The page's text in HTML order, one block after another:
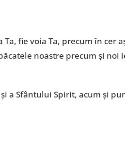
fie voia Ta, precum în cer
noastre precum și noi
a Sfântului Spirit, acum și